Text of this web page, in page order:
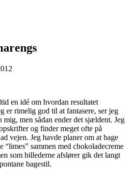
en idé om hvordan resultatet
er rimelig god til at fantasere, ser jeg
men sådan ender det sjældent. Jeg
og finder meget ofte på
vejen. Jeg havde planer om at bage
“limes” sammen med chokoladecreme
som billederne afslører gik det langt
bagestil.